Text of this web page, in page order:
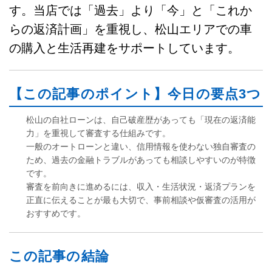
す。当店では「過去」より「今」と「これか
らの返済計画」を重視し、松山エリアでの車
の購入と生活再建をサポートしています。
【この記事のポイント】今日の要点3つ
松山の自社ローンは、自己破産歴があっても「現在の返済能
力」を重視して審査する仕組みです。
一般のオートローンと違い、信用情報を使わない独自審査の
ため、過去の金融トラブルがあっても相談しやすいのが特徴
です。
審査を前向きに進めるには、収入・生活状況・返済プランを
正直に伝えることが最も大切で、事前相談や仮審査の活用が
おすすめです。
この記事の結論